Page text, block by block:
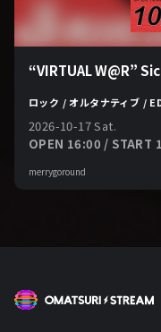
“VIRTUAL W@R”
ロック / オルタナティブ /
2026-10-17 Sat.
OPEN 16:00 / START
merrygoround